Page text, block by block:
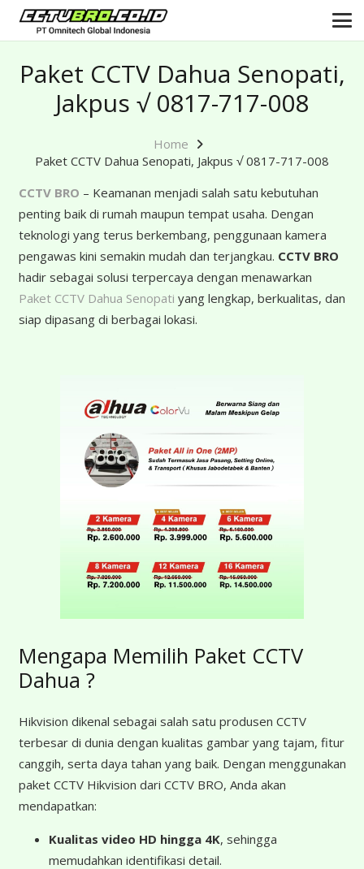
Paket CCTV Dahua Senopati,
Jakpus √ 0817-717-008
Home
Paket CCTV Dahua Senopati, Jakpus √ 0817-717-008
CCTV BRO – Keamanan menjadi salah satu kebutuhan
penting baik di rumah maupun tempat usaha. Dengan
teknologi yang terus berkembang, penggunaan kamera
pengawas kini semakin mudah dan terjangkau. CCTV BRO
hadir sebagai solusi terpercaya dengan menawarkan
Paket CCTV Dahua Senopati yang lengkap, berkualitas, dan
siap dipasang di berbagai lokasi.
Mengapa Memilih Paket CCTV
Dahua ?
Hikvision dikenal sebagai salah satu produsen CCTV
terbesar di dunia dengan kualitas gambar yang tajam, fitur
canggih, serta daya tahan yang baik. Dengan menggunakan
paket CCTV Hikvision dari CCTV BRO, Anda akan
mendapatkan:
Kualitas video HD hingga 4K, sehingga
memudahkan identifikasi detail.